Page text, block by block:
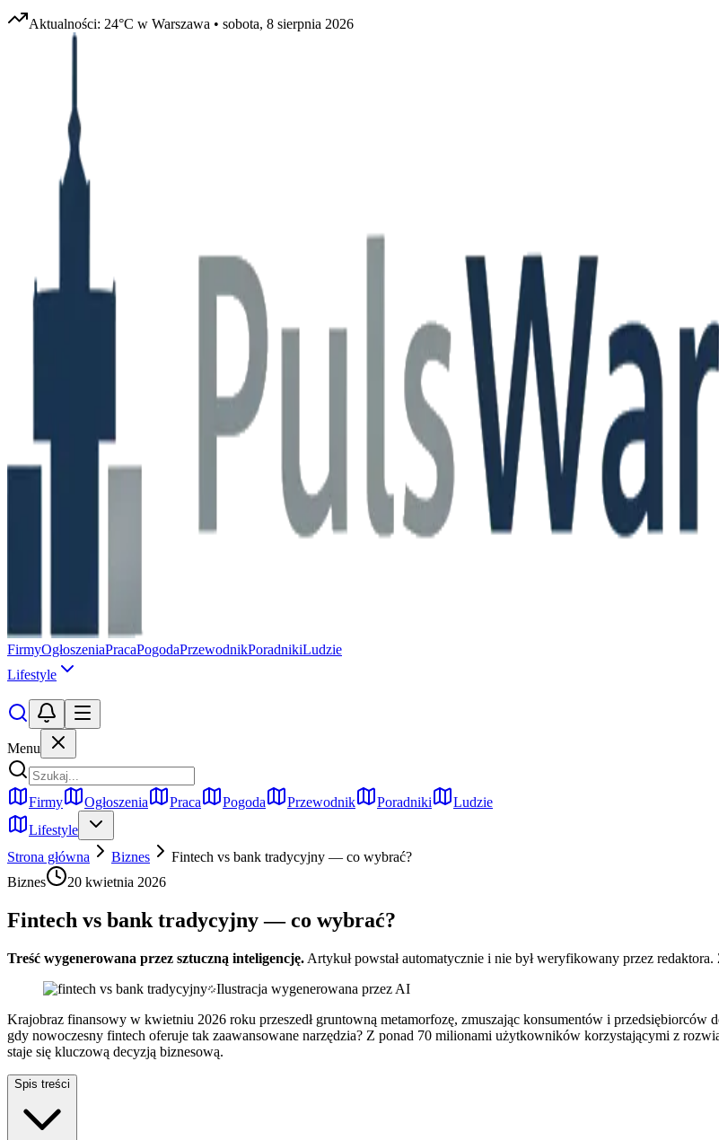
Aktualności: 24°C w Warszawa • sobota, 8 sierpnia 2026
FirmyOgłoszeniaPracaPogodaPrzewodnikPoradnikiLudzie
Lifestyle
Menu
Firmy Ogłoszenia Praca Pogoda Przewodnik Poradniki
Ludzie
Lifestyle
Strona główna
Biznes
Fintech vs bank tradycyjny — co wybrać?
Biznes
20 kwietnia 2026
Fintech vs bank tradycyjny — co wybrać?
Treść wygenerowana przez sztuczną inteligencję. Artykuł powstał automatycznie i nie był weryfikowany przez redaktora.
Ilustracja wygenerowana przez AI
Krajobraz finansowy w kwietniu 2026 roku przeszedł gruntowną metamorfozę, zmuszając konsumentów i przedsiębiorców
gdy nowoczesny fintech oferuje tak zaawansowane narzędzia? Z ponad 70 milionami użytkowników korzystającymi z
staje się kluczową decyzją biznesową.
Spis treści